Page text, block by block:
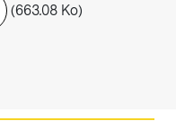
(663.08 Ko)